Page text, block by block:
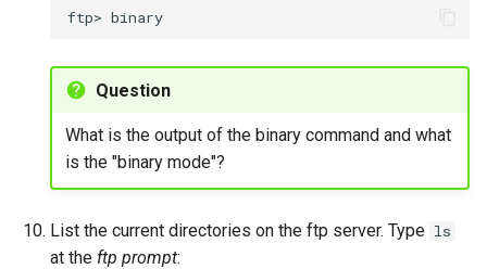
ftp>
Question
What is the output of the binary command and what
is the "binary mode"?
List the current directories on the ftp server. Type ls
at the ftp prompt: